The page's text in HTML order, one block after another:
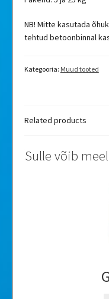
NB! Mitte kasutada
tehtud betoonbinnal
Kategooria: Muud tooted
Related products
Sulle võib